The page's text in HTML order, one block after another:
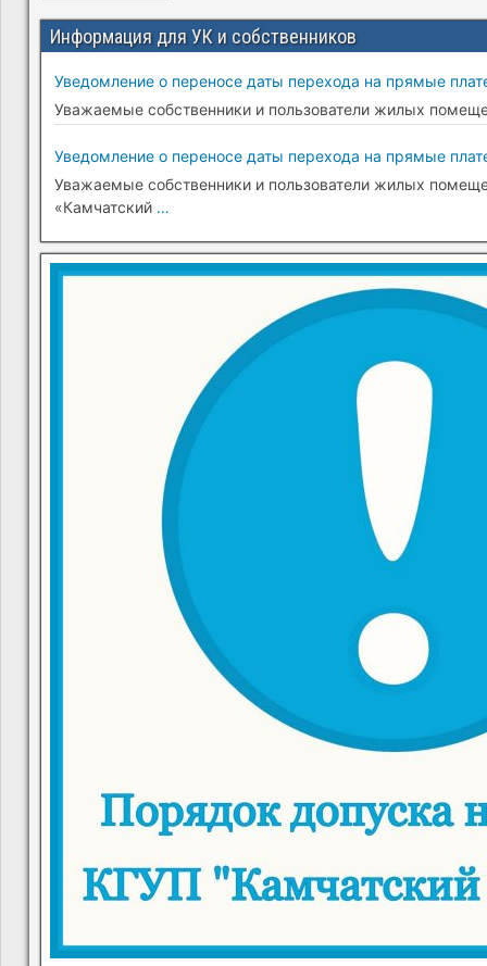
Информация для УК и собственников
Уведомление о переносе даты перехода на прямые
Уважаемые собственники и пользователи жилых
Уведомление о переносе даты перехода на прямые
Уважаемые собственники и пользователи жилых
«Камчатский …